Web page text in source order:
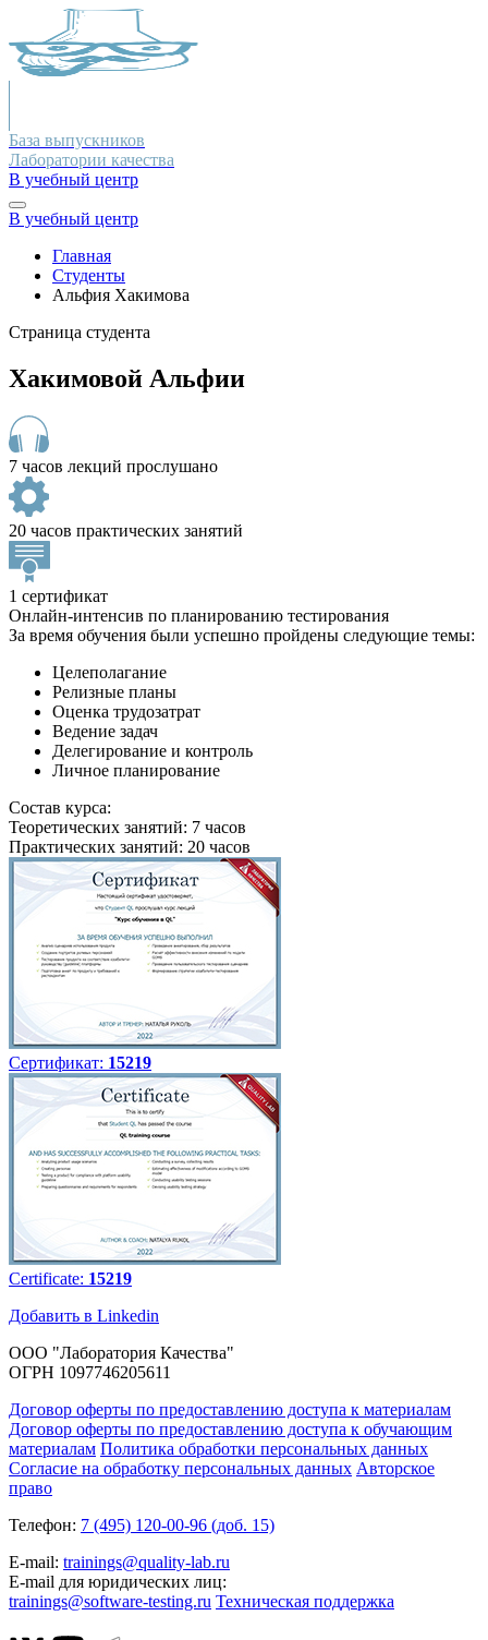
База выпускников
Лаборатории качества
В учебный центр
В учебный центр
Главная
Студенты
Альфия Хакимова
Страница студента
Хакимовой Альфии
7 часов лекций прослушано
20 часов практических занятий
1 сертификат
Онлайн-интенсив по планированию тестирования
За время обучения были успешно пройдены следующие темы:
Целеполагание
Релизные планы
Оценка трудозатрат
Ведение задач
Делегирование и контроль
Личное планирование
Состав курса:
Теоретических занятий: 7 часов
Практических занятий: 20 часов
Сертификат: 15219
Certificate: 15219
Добавить в Linkedin
ООО "Лаборатория Качества"
ОГРН 1097746205611
Договор оферты по предоставлению доступа к материалам
Договор оферты по предоставлению доступа к обучающим
материалам Политика обработки персональных данных
Согласие на обработку персональных данных Авторское
право
Телефон: 7 (495) 120-00-96 (доб. 15)
E-mail: trainings@quality-lab.ru
E-mail для юридических лиц:
trainings@software-testing.ru Техническая поддержка